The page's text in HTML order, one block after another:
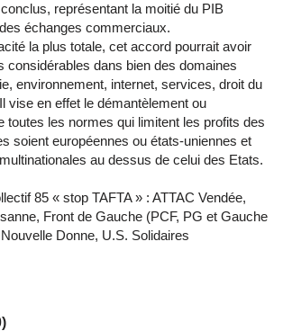
représentant la moitié du PIB
échanges commerciaux.
la plus totale, cet accord pourrait avoir
considérables dans bien des domaines
environnement, internet, services, droit du
vise en effet le démantèlement ou
toutes les normes qui limitent les profits des
soient européennes ou états-uniennes et
au dessus de celui des Etats.
85 « stop TAFTA » : ATTAC Vendée,
Front de Gauche (PCF, PG et Gauche
Donne, U.S. Solidaires